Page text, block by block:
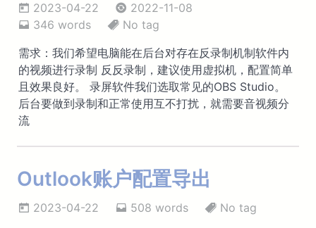
2023-04-22
2022-11-08
346 words
No tag
需求：我们希望电脑能在后台对存在反录制机制软件内
的视频进行录制 反反录制，建议使用虚拟机，配置简单
且效果良好。 录屏软件我们选取常见的OBS Studio。
后台要做到录制和正常使用互不打扰，就需要音视频分
流
Outlook账户配置导出
2023-04-22 508 words
No tag